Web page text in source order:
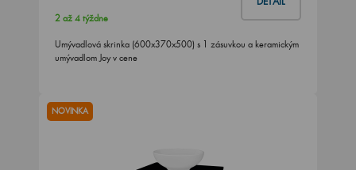
2 až 4 týždne
Umývadlová skrinka (600x370x500) s 1 zásuvkou a keramickým
umývadlom Joy v cene
NOVINKA